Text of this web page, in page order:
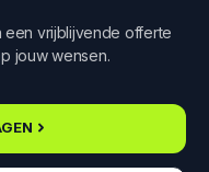
een vrijblijvende offerte
jouw wensen.